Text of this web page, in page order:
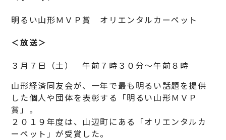
明るい山形ＭＶＰ賞 オリエンタルカーペット
＜放送＞
３月７日（土） 午前７時３０分～午前８時
山形経済同友会が、一年で最も明るい話題を提供
した個人や団体を表彰する「明るい山形ＭＶＰ
賞」。
２０１９年度は、山辺町にある「オリエンタルカ
ーペット」が受賞した。